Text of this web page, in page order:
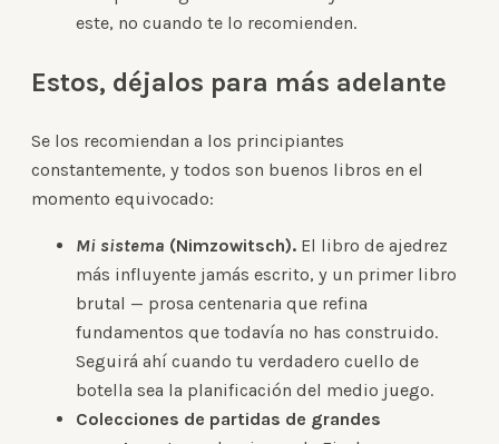
este, no cuando te lo recomienden.
Estos, déjalos para más adelante
Se los recomiendan a los principiantes
constantemente, y todos son buenos libros en el
momento equivocado:
Mi sistema (Nimzowitsch). El libro de ajedrez
más influyente jamás escrito, y un primer libro
brutal — prosa centenaria que refina
fundamentos que todavía no has construido.
Seguirá ahí cuando tu verdadero cuello de
botella sea la planificación del medio juego.
Colecciones de partidas de grandes